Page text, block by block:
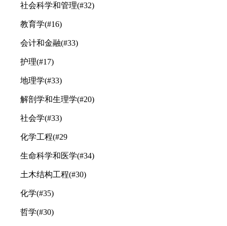
社会科学和管理(#32)
教育学(#16)
会计和金融(#33)
护理(#17)
地理学(#33)
解剖学和生理学(#20)
社会学(#33)
化学工程(#29
生命科学和医学(#34)
土木结构工程(#30)
化学(#35)
哲学(#30)